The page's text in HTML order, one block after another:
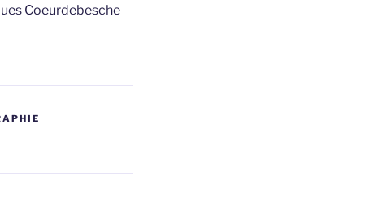
Coeurdebesche